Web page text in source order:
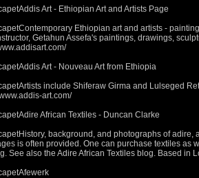
Art - Ethiopian Art and Artists Page
Ethiopian art and artists -
Getahun Assefa's paintings, drawings,
Art - Nouveau Art from Ethiopia
include Shiferaw Girma and Lulseged
art.com/
African Textiles - Duncan Clarke
background, and photographs of
is often provided. One can purchase textiles as
See also the Adire African Textiles blog. Based in